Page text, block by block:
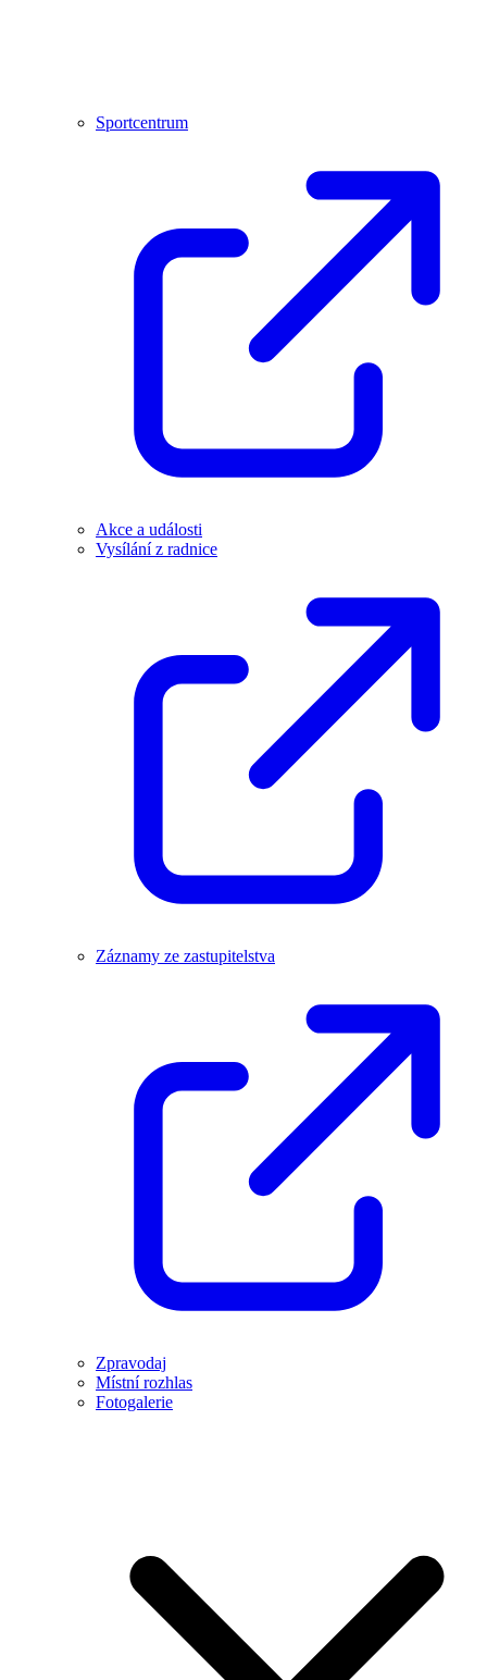
Sportcentrum
Akce a události
Vysílání z radnice
Záznamy ze zastupitelstva
Zpravodaj
Místní rozhlas
Fotogalerie